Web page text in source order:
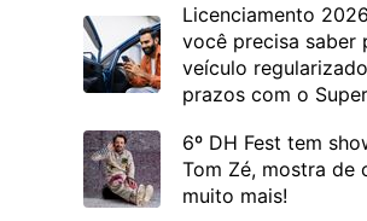
Licenciamento
você precisa saber
veículo
prazos com o
6º DH Fest tem
Tom Zé, mostra de
muito mais!